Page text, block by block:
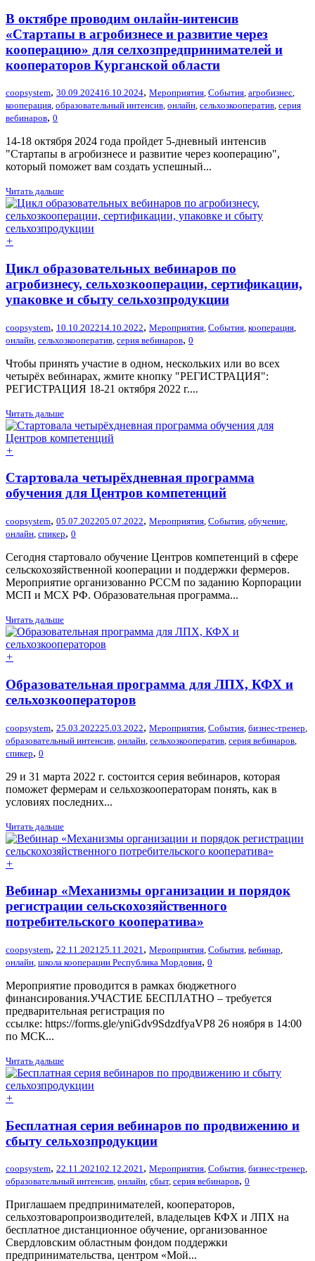
В октябре проводим онлайн-интенсив
«Стартапы в агробизнесе и развитие через
кооперацию» для селхозпредпринимателей и
кооператоров Курганской области
coopsystem, 30.09.202416.10.2024, Мероприятия, События, агробизнес,
кооперация, образовательный интенсив, онлайн, сельхозкооператив, серия
вебинаров, 0
14-18 октября 2024 года пройдет 5-дневный интенсив
"Стартапы в агробизнесе и развитие через кооперацию",
который поможет вам создать успешный...
Читать дальше
+
Цикл образовательных вебинаров по
агробизнесу, сельхозкооперации, сертификации,
упаковке и сбыту сельхозпродукции
coopsystem, 10.10.202214.10.2022, Мероприятия События кооперация
онлайн сельхозкооператив серия вебинаров, 0
Чтобы принять участие в одном, нескольких или во всех
четырёх вебинарах, жмите кнопку "РЕГИСТРАЦИЯ":
РЕГИСТРАЦИЯ 18-21 октября 2022 г....
Читать дальше
+
Стартовала четырёхдневная программа
обучения для Центров компетенций
coopsystem, 05.07.202205.07.2022, Мероприятия, События, обучение,
онлайн, спикер, 0
Сегодня стартовало обучение Центров компетенций в сфере
сельскохозяйственной кооперации и поддержки фермеров.
Мероприятие организованно РССМ по заданию Корпорации
МСП и МСХ РФ. Образовательная программа...
Читать дальше
+
Образовательная программа для ЛПХ, КФХ и
сельхозкооператоров
coopsystem, 25.03.202225.03.2022, Мероприятия События бизнес-тренер
образовательный интенсив онлайн сельхозкооператив серия вебинаров
спикер, 0
29 и 31 марта 2022 г. состоится серия вебинаров, которая
поможет фермерам и сельхозкооператорам понять, как в
условиях последних...
Читать дальше
+
Вебинар «Механизмы организации и порядок
регистрации сельскохозяйственного
потребительского кооператива»
coopsystem, 22.11.202125.11.2021, Мероприятия, События, вебинар,
онлайн, школа кооперации Республика Мордовия, 0
Мероприятие проводится в рамках бюджетного
финансирования.УЧАСТИЕ БЕСПЛАТНО – требуется
предварительная регистрация по
ссылке: https://forms.gle/yniGdv9SdzdfyaVP8 26 ноября в 14:00
по МСК...
Читать дальше
+
Бесплатная серия вебинаров по продвижению и
сбыту сельхозпродукции
coopsystem, 22.11.202102.12.2021, Мероприятия, События, бизнес-тренер,
образовательный интенсив, онлайн, сбыт, серия вебинаров, 0
Приглашаем предпринимателей, кооператоров,
сельхозтоваропроизводителей, владельцев КФХ и ЛПХ на
бесплатное дистанционное обучение, организованное
Свердловским областным фондом поддержки
предпринимательства, центром «Мой...